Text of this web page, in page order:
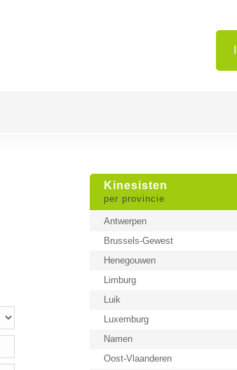
Kinesisten
per provincie
Antwerpen
Brussels-Gewest
Henegouwen
Limburg
Luik
Luxemburg
Namen
Oost-Vlaanderen